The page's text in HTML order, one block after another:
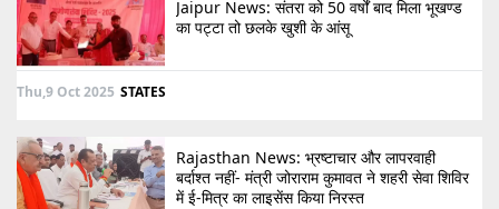
Jaipur News: संतरा को 50 वर्षों बाद मिला भूखण्ड
का पट्टा तो छलके खुशी के आंसू
Thu,9 Oct 2025 STATES
Rajasthan News: भ्रष्टाचार और लापरवाही
बर्दाश्त नहीं- मंत्री जोराराम कुमावत ने शहरी सेवा शिविर
में ई-मित्र का लाइसेंस किया निरस्त